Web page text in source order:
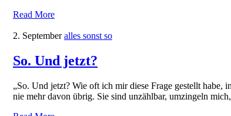
Read More
2. September alles sonst so
So. Und jetzt?
„So. Und jetzt? Wie oft ich mir diese Frage gestellt
nie mehr davon übrig. Sie sind unzählbar, umzingeln